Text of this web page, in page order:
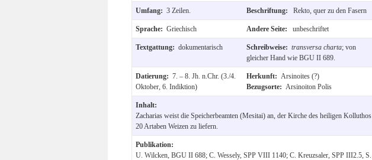
Umfang: 3 Zeilen. Beschriftung: Rekto, quer zu den Fasern
Sprache: Griechisch Andere Seite: unbeschriftet
Textgattung: dokumentarisch Schreibweise: transversa charta; von
gleicher Hand wie BGU II 689.
Datierung: 7. – 8. Jh. n.Chr. (3./4.
Oktober, 6. Indiktion)
Herkunft: Arsinoites (?)
Bezugsorte: Arsinoiton Polis
Inhalt:
Zacharias weist die Speicherbeamten (Mesitai) an, der Kirche des heiligen Kolluthos
20 Artaben Weizen zu liefern.
Publikation:
U. Wilcken, BGU II 688; C. Wessely, SPP VIII 1140; C. Kreuzsaler, SPP III2.5, S.